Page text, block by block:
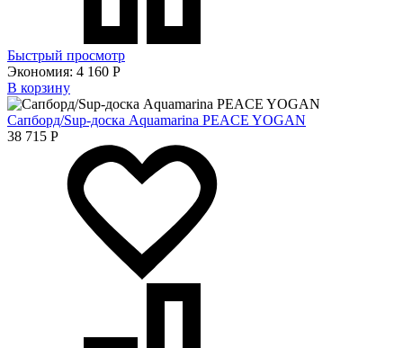
Быстрый просмотр
Экономия: 4 160 Р
В корзину
Сапборд/Sup-доска Aquamarina PEACE YOGAN
38 715 Р